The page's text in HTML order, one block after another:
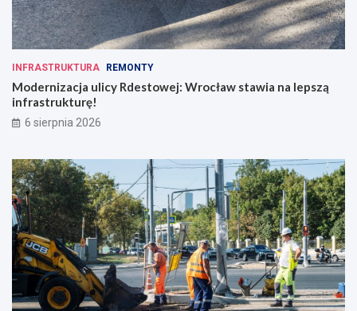
INFRASTRUKTURA REMONTY
Modernizacja ulicy Rdestowej: Wrocław stawia na lepszą
infrastrukturę!
6 sierpnia 2026